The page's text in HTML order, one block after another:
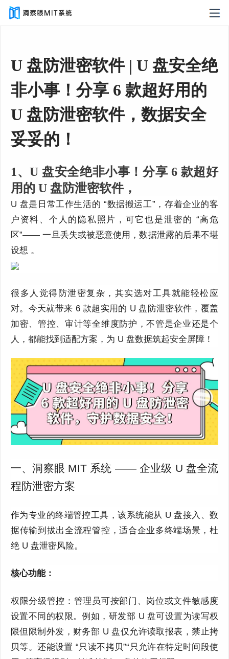
U 盘防泄密软件 | U 盘安全绝
非小事！分享 6 款超好用的
U 盘防泄密软件，数据安全
妥妥的！
1、U 盘安全绝非小事！分享 6 款超好
用的 U 盘防泄密软件，
U 盘是日常工作生活的 “数据搬运工”，存着企业的客
户资料、个人的隐私照片，可它也是泄密的 “高危
区”—— 一旦丢失或被恶意使用，数据泄露的后果不堪
设想 。
很多人觉得防泄密复杂，其实选对工具就能轻松应
对。今天就带来 6 款超实用的 U 盘防泄密软件，覆盖
加密、管控、审计等全维度防护，不管是企业还是个
人，都能找到适配方案，为 U 盘数据筑起安全屏障！
一、洞察眼 MIT 系统 —— 企业级 U 盘全流
程防泄密方案
作为专业的终端管控工具，该系统能从 U 盘接入、数
据传输到拔出全流程管控，适合企业多终端场景，杜
绝 U 盘泄密风险。
核心功能：
权限分级管控：管理员可按部门、岗位或文件敏感度
设置不同的权限。例如，研发部 U 盘可设置为读写权
限但限制外发，财务部 U 盘仅允许读取报表，禁止拷
贝等。还能设置 “只读不拷贝”“只允许在特定时间段使